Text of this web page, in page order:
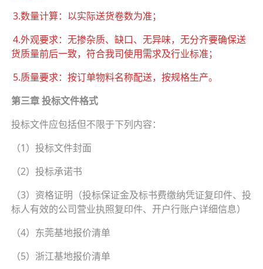
3.数量计算：以实际送货卷数为准；
4.外观要求：无掺杂质、缺口、无异味，无分齐要确保送
货质量前后一致，符合我司使用需求及行业标准；
5.质量要求：按订单物料名称配送，按规格生产。
第三章 投标文件格式
投标文件应包括但不限于下列内容：
（1）投标文件封面
（2）投标承诺书
（3）资格证明（投标保证金及标书费缴纳凭证复印件、投
标人有效的公司营业执照复印件、开户行账户详细信息）
（4）东莞基地报价清单
（5）浙江基地报价清单